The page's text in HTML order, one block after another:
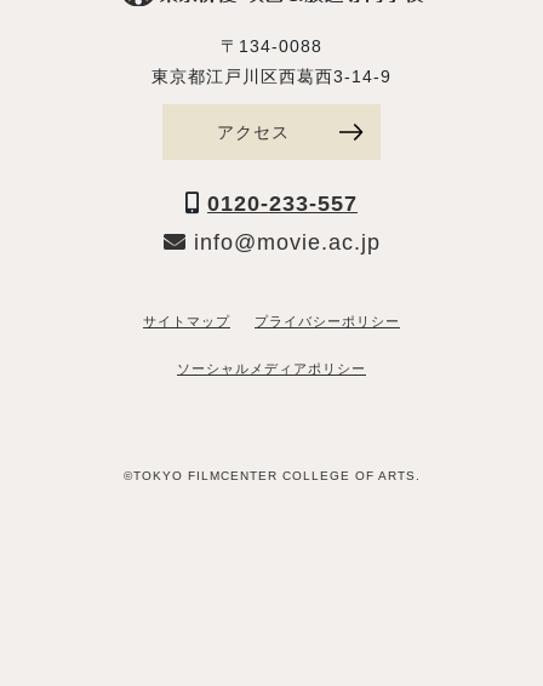
〒134-0088
東京都江戸川区西葛西3-14-9
アクセス
0120-233-557
info@movie.ac.jp
サイトマップ プライバシーポリシー
ソーシャルメディアポリシー
©TOKYO FILMCENTER COLLEGE OF ARTS.